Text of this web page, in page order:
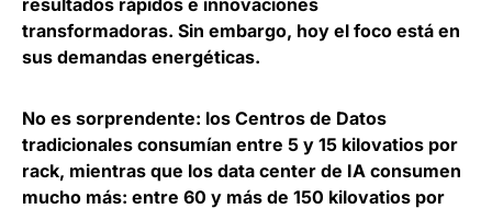
transformadoras. Sin embargo, hoy el foco está en
sus demandas energéticas.
No es sorprendente: los Centros de Datos
tradicionales consumían entre 5 y 15 kilovatios por
rack, mientras que los data center de IA consumen
mucho más: entre 60 y más de 150 kilovatios por